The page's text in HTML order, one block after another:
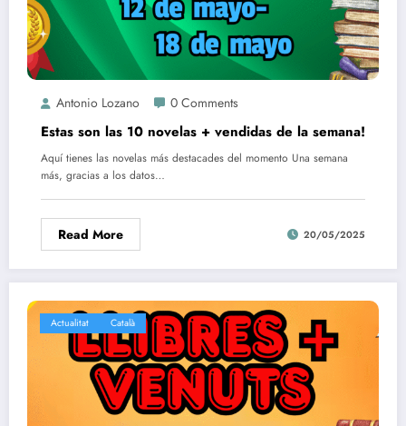
Antonio Lozano 0 Comments
Estas son las 10 novelas + vendidas de la semana!
Aquí tienes las novelas más destacades del momento Una semana
más, gracias a los datos…
Read More 20/05/2025
Actualitat Català